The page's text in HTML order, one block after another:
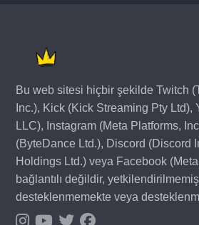
Bu web sitesi hiçbir şekilde Twitch
Inc.), Kick (Kick Streaming Pty Ltd),
LLC), Instagram (Meta Platforms,
(ByteDance Ltd.), Discord (Discord
Holdings Ltd.) veya Facebook
bağlantılı değildir,
desteklenmemekte veya